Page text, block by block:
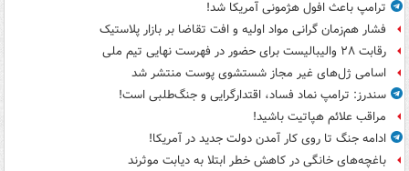
ترامپ باعث افول هژمونی آمریکا شد!
فشار هم‌زمان گرانی مواد اولیه و افت تقاضا بر بازار پلاستیک
رقابت ۲۸ والیبالیست برای حضور در فهرست نهایی تیم ملی
اسامی ژل‌های غیر مجاز شستشوی پوست منتشر شد
سندرز: ترامپ نماد فساد، اقتدارگرایی و جنگ‌طلبی است!
مراقب علائم هپاتیت باشید!
ادامه جنگ تا روی کار آمدن دولت جدید در آمریکا!
باغچه‌های خانگی در کاهش خطر ابتلا به دیابت موثرند